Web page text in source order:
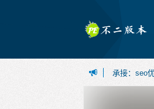
承接：seo